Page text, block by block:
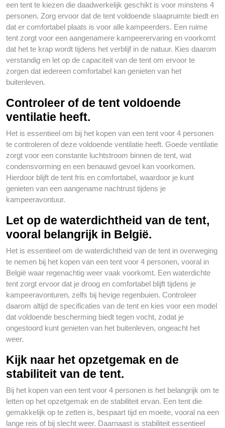
een tent te kiezen die daadwerkelijk geschikt is voor minstens 4
personen. Zorg ervoor dat de tent voldoende slaapruimte biedt en
dat er comfortabel plaats is voor alle kampeerders. Een ruime
tent zorgt voor een aangenamere kampeerervaring en voorkomt
dat het te krap wordt tijdens het verblijf in de natuur. Kies daarom
verstandig en let op de capaciteit van de tent om ervoor te
zorgen dat iedereen comfortabel kan genieten van het
buitenleven.
Controleer of de tent voldoende
ventilatie heeft.
Het is essentieel om bij het kopen van een tent voor 4 personen
te controleren of deze voldoende ventilatie heeft. Goede ventilatie
zorgt voor een constante luchtstroom binnen de tent, wat
condensvorming en een benauwd gevoel kan voorkomen.
Hierdoor blijft de tent fris en comfortabel, waardoor je kunt
genieten van een aangename nachtrust tijdens je
kampeeravontuur.
Let op de waterdichtheid van de tent,
vooral belangrijk in België.
Het is essentieel om de waterdichtheid van de tent in overweging
te nemen bij het kopen van een tent voor 4 personen, vooral in
België waar regenachtig weer vaak voorkomt. Een waterdichte
tent zorgt ervoor dat je droog en comfortabel blijft tijdens je
kampeeravonturen, zelfs bij hevige regenbuien. Controleer
daarom altijd de specificaties van de tent en kies voor een model
dat voldoende bescherming biedt tegen vocht, zodat je
ongestoord kunt genieten van het buitenleven, ongeacht het
weer.
Kijk naar het opzetgemak en de
stabiliteit van de tent.
Bij het kopen van een tent voor 4 personen is het belangrijk om te
letten op het opzetgemak en de stabiliteit ervan. Een tent die
gemakkelijk op te zetten is, bespaart tijd en moeite, vooral na een
lange reis of bij slecht weer. Daarnaast is stabiliteit essentieel